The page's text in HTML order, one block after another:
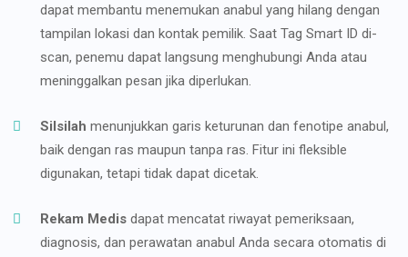
dapat membantu menemukan anabul yang hilang dengan
tampilan lokasi dan kontak pemilik. Saat Tag Smart ID di-
scan, penemu dapat langsung menghubungi Anda atau
meninggalkan pesan jika diperlukan.
Silsilah menunjukkan garis keturunan dan fenotipe anabul,
baik dengan ras maupun tanpa ras. Fitur ini fleksible
digunakan, tetapi tidak dapat dicetak.
Rekam Medis dapat mencatat riwayat pemeriksaan,
diagnosis, dan perawatan anabul Anda secara otomatis di